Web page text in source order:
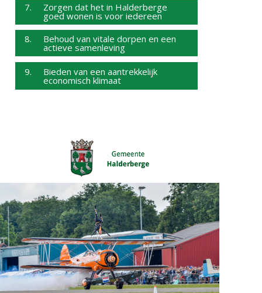
9. Bieden van een aantrekkelijk
economisch klimaat
8. Behoud van vitale dorpen en een
actieve samenleving
7. Zorgen dat het in Halderberge
goed wonen is voor iedereen